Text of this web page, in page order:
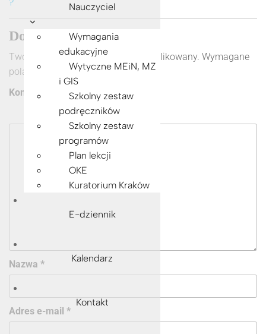
o er
p
p
Dodaj komentarz
Twój adres e-mail nie zostanie opublikowany. Wymagane
pola są oznaczone*
Komentarz
Nazwa *
Adres e-mail *
Nauczyciel
Wymagania
edukacyjne
Wytyczne MEiN, MZ
i GIS
Szkolny zestaw
podręczników
Szkolny zestaw
programów
Plan lekcji
OKE
Kuratorium Kraków
E-dziennik
Kalendarz
Kontakt